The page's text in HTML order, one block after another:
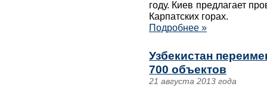
году. Киев предлагает
Карпатских горах.
Подробнее »
Узбекистан
700 объектов
21 августа 2013 года